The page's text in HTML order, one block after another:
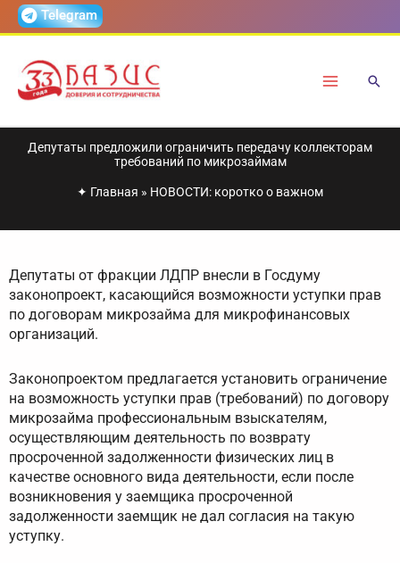
ПерейтиTelegram
Депутаты предложили ограничить передачу коллекторам
требований по микрозаймам
✦ Главная » НОВОСТИ: коротко о важном
Депутаты от фракции ЛДПР внесли в Госдуму
законопроект, касающийся возможности уступки прав
по договорам микрозайма для микрофинансовых
организаций.
Законопроектом предлагается установить ограничение
на возможность уступки прав (требований) по договору
микрозайма профессиональным взыскателям,
осуществляющим деятельность по возврату
просроченной задолженности физических лиц в
качестве основного вида деятельности, если после
возникновения у заемщика просроченной
задолженности заемщик не дал согласия на такую
уступку.